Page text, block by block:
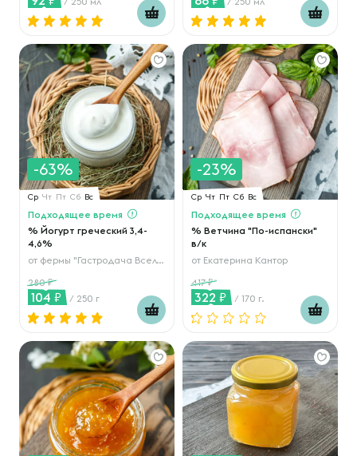
-63%
Ср Чт Пт Сб Вс
Подходящее время
% Йогурт греческий 3,4-
4,6%
от фермы "Гастродача Вселуг"
280
104 / 250 г
-23%
Ср Чт Пт Сб Вс
Подходящее время
% Ветчина "По-испански"
в/к
от Екатерина Кантор
417
322 / 170 г.